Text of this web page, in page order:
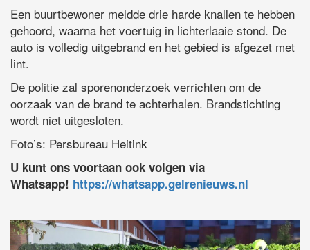
Een buurtbewoner meldde drie harde knallen te hebben
gehoord, waarna het voertuig in lichterlaaie stond. De
auto is volledig uitgebrand en het gebied is afgezet met
lint.
De politie zal sporenonderzoek verrichten om de
oorzaak van de brand te achterhalen. Brandstichting
wordt niet uitgesloten.
Foto’s: Persbureau Heitink
U kunt ons voortaan ook volgen via
Whatsapp! https://whatsapp.gelrenieuws.nl